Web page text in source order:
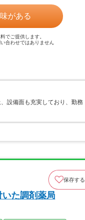
がある
でご提供します。
合わせではありません
設備面も充実しており、勤務
保存する
た調剤薬局